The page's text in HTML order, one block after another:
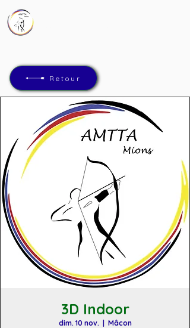
Retour
3D Indoor
dim. 10 nov.
  |
Mâcon